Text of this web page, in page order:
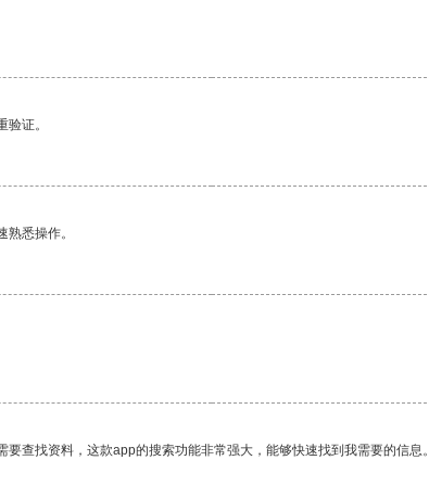
证。
悉操作。
查找资料，这款app的搜索功能非常强大，能够快速找到我需要的信息。